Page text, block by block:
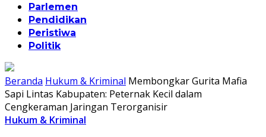
Parlemen
Pendidikan
Peristiwa
Politik
Beranda Hukum & Kriminal Membongkar Gurita Mafia
Sapi Lintas Kabupaten: Peternak Kecil dalam
Cengkeraman Jaringan Terorganisir
Hukum & Kriminal